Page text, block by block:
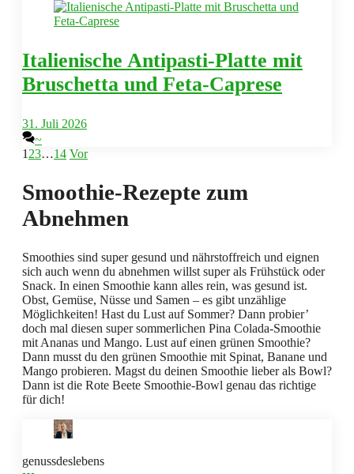
Italienische Antipasti-Platte mit
Bruschetta und Feta-Caprese
31. Juli 2026
~
1 23…14 Vor
Smoothie-Rezepte zum
Abnehmen
Smoothies sind super gesund und nährstoffreich und eignen
sich auch wenn du abnehmen willst super als Frühstück oder
Snack. In einen Smoothie kann alles rein, was gesund ist.
Obst, Gemüse, Nüsse und Samen – es gibt unzählige
Möglichkeiten! Hast du Lust auf Sommer? Dann probier’
doch mal diesen super sommerlichen Pina Colada-Smoothie
mit Ananas und Mango. Lust auf einen grünen Smoothie?
Dann musst du den grünen Smoothie mit Spinat, Banane und
Mango probieren. Magst du deinen Smoothie lieber als Bowl?
Dann ist die Rote Beete Smoothie-Bowl genau das richtige
für dich!
genussdeslebens